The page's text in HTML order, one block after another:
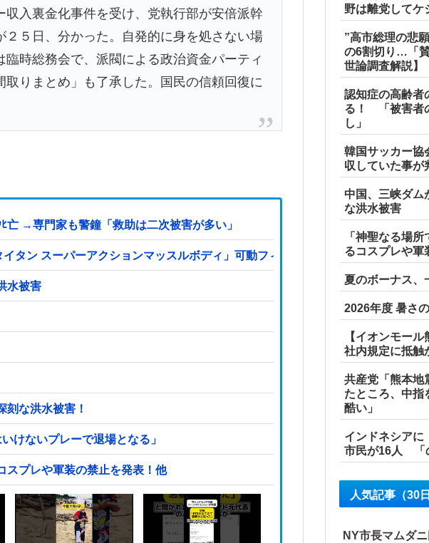
入裏金化事件を受け、党執行部が安倍派幹
５日、分かった。自発的に身を処さない場
時総務会で、派閥による政治資金パーティ
りまとめ」も了承した。国民の信頼回復に
→専門家も警鐘「救助は二次被害が多い」
タン スーパーアクションマッスルボディ」可動フィギュア各種【予約開始】
水被害
な洪水被害！
けないプレーで退場となる」
スプレや軍装の禁止を発表！他
野は離党してケ
”高市総理の悲
の6割切り…「
世論調査解説】
認知症の高齢者
る！ 「被害者
し」
韓国サッカー協
収していた事が
中国、三峡ダム
な洪水被害
「神聖なる場
るコスプレや軍
夏のボーナス、
2026年度 暑さ
【イオンモー
社内規定に抵触
共産党「熊本地
たところ、中指
酷い」
インドネシアに
市民が16人 「
人気記事（30日
NY市長マムダ